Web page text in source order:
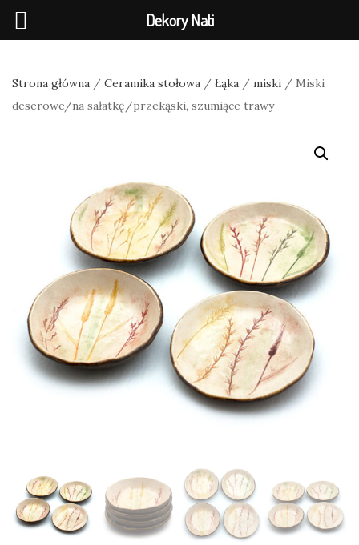
Strona główna / Ceramika stołowa / Łąka / miski / Miski
deserowe/na sałatkę/przekąski, szumiące trawy
Dekory Nati